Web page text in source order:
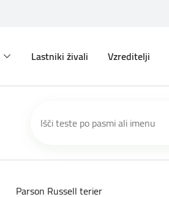
Lastniki živali Vzreditelji
Parson Russell terier